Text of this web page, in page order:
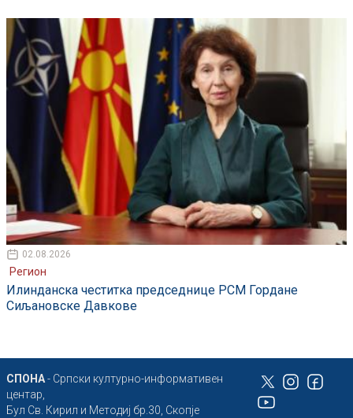
02.08.2026
Регион
Илинданска честитка председнице РСМ Гордане
Сиљановске Давкове
СПОНА- Српски културно-информативен
центар,
Бул Св. Кирил и Методиј бр.30, Скопје